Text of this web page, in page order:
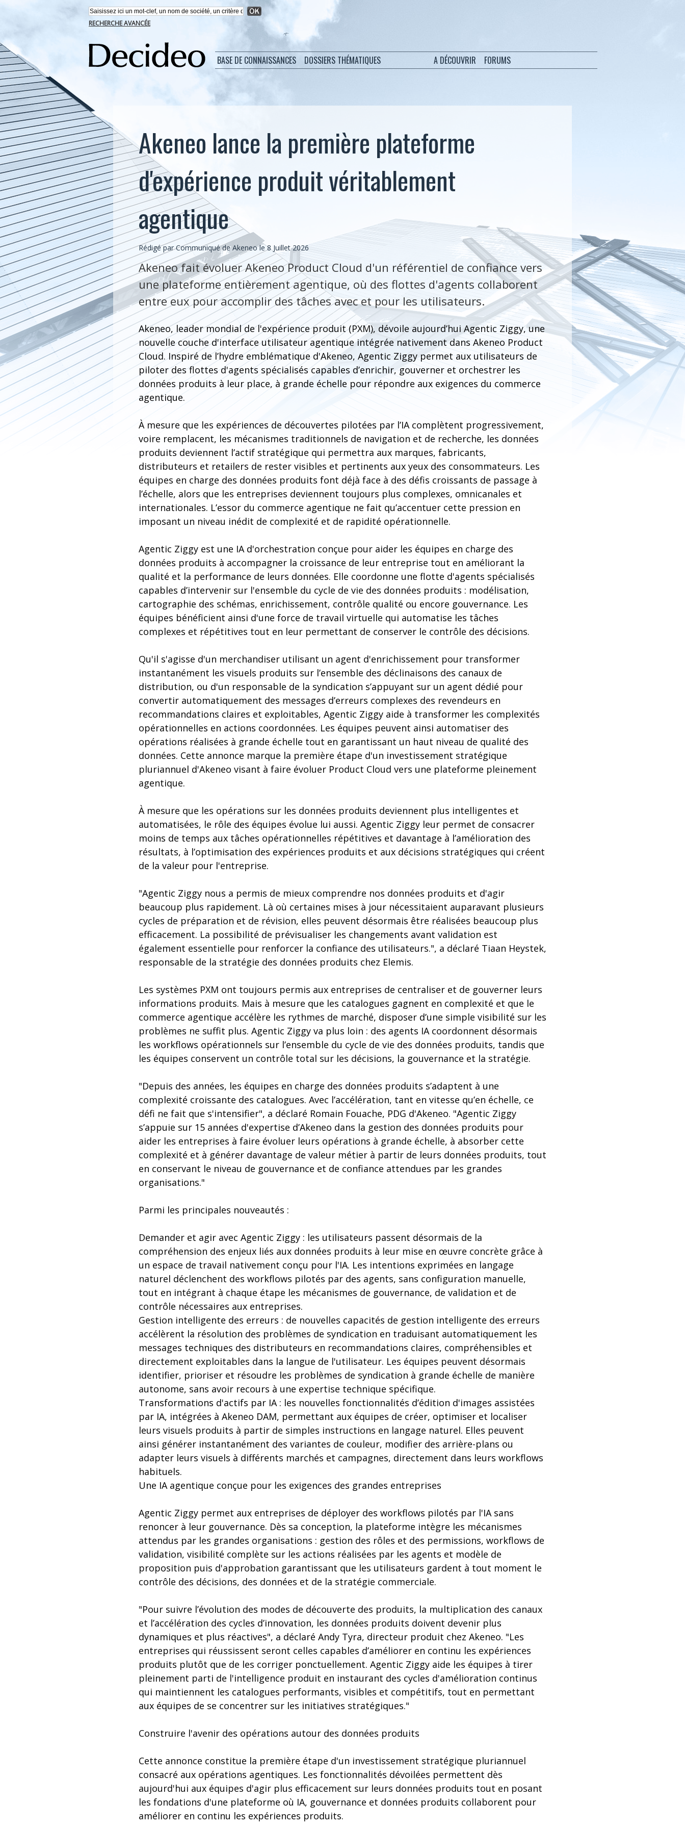
RECHERCHE AVANCÉE
BASE DE CONNAISSANCES DOSSIERS THÉMATIQUES A DÉCOUVRIR FORUMS
Akeneo lance la première plateforme
d'expérience produit véritablement
agentique
Rédigé par Communiqué de Akeneo le 8 Juillet 2026
Akeneo fait évoluer Akeneo Product Cloud d'un référentiel de confiance vers
une plateforme entièrement agentique, où des flottes d'agents collaborent
entre eux pour accomplir des tâches avec et pour les utilisateurs.
Akeneo, leader mondial de l'expérience produit (PXM), dévoile aujourd’hui Agentic Ziggy, une
nouvelle couche d'interface utilisateur agentique intégrée nativement dans Akeneo Product
Cloud. Inspiré de l’hydre emblématique d'Akeneo, Agentic Ziggy permet aux utilisateurs de
piloter des flottes d'agents spécialisés capables d’enrichir, gouverner et orchestrer les
données produits à leur place, à grande échelle pour répondre aux exigences du commerce
agentique.
À mesure que les expériences de découvertes pilotées par l’IA complètent progressivement,
voire remplacent, les mécanismes traditionnels de navigation et de recherche, les données
produits deviennent l’actif stratégique qui permettra aux marques, fabricants,
distributeurs et retailers de rester visibles et pertinents aux yeux des consommateurs. Les
équipes en charge des données produits font déjà face à des défis croissants de passage à
l’échelle, alors que les entreprises deviennent toujours plus complexes, omnicanales et
internationales. L’essor du commerce agentique ne fait qu’accentuer cette pression en
imposant un niveau inédit de complexité et de rapidité opérationnelle.
Agentic Ziggy est une IA d'orchestration conçue pour aider les équipes en charge des
données produits à accompagner la croissance de leur entreprise tout en améliorant la
qualité et la performance de leurs données. Elle coordonne une flotte d'agents spécialisés
capables d’intervenir sur l'ensemble du cycle de vie des données produits : modélisation,
cartographie des schémas, enrichissement, contrôle qualité ou encore gouvernance. Les
équipes bénéficient ainsi d'une force de travail virtuelle qui automatise les tâches
complexes et répétitives tout en leur permettant de conserver le contrôle des décisions.
Qu'il s'agisse d'un merchandiser utilisant un agent d'enrichissement pour transformer
instantanément les visuels produits sur l’ensemble des déclinaisons des canaux de
distribution, ou d'un responsable de la syndication s’appuyant sur un agent dédié pour
convertir automatiquement des messages d’erreurs complexes des revendeurs en
recommandations claires et exploitables, Agentic Ziggy aide à transformer les complexités
opérationnelles en actions coordonnées. Les équipes peuvent ainsi automatiser des
opérations réalisées à grande échelle tout en garantissant un haut niveau de qualité des
données. Cette annonce marque la première étape d'un investissement stratégique
pluriannuel d'Akeneo visant à faire évoluer Product Cloud vers une plateforme pleinement
agentique.
À mesure que les opérations sur les données produits deviennent plus intelligentes et
automatisées, le rôle des équipes évolue lui aussi. Agentic Ziggy leur permet de consacrer
moins de temps aux tâches opérationnelles répétitives et davantage à l’amélioration des
résultats, à l’optimisation des expériences produits et aux décisions stratégiques qui créent
de la valeur pour l'entreprise.
"Agentic Ziggy nous a permis de mieux comprendre nos données produits et d'agir
beaucoup plus rapidement. Là où certaines mises à jour nécessitaient auparavant plusieurs
cycles de préparation et de révision, elles peuvent désormais être réalisées beaucoup plus
efficacement. La possibilité de prévisualiser les changements avant validation est
également essentielle pour renforcer la confiance des utilisateurs.", a déclaré Tiaan Heystek,
responsable de la stratégie des données produits chez Elemis.
Les systèmes PXM ont toujours permis aux entreprises de centraliser et de gouverner leurs
informations produits. Mais à mesure que les catalogues gagnent en complexité et que le
commerce agentique accélère les rythmes de marché, disposer d’une simple visibilité sur les
problèmes ne suffit plus. Agentic Ziggy va plus loin : des agents IA coordonnent désormais
les workflows opérationnels sur l’ensemble du cycle de vie des données produits, tandis que
les équipes conservent un contrôle total sur les décisions, la gouvernance et la stratégie.
"Depuis des années, les équipes en charge des données produits s’adaptent à une
complexité croissante des catalogues. Avec l’accélération, tant en vitesse qu’en échelle, ce
défi ne fait que s'intensifier", a déclaré Romain Fouache, PDG d'Akeneo. "Agentic Ziggy
s’appuie sur 15 années d'expertise d’Akeneo dans la gestion des données produits pour
aider les entreprises à faire évoluer leurs opérations à grande échelle, à absorber cette
complexité et à générer davantage de valeur métier à partir de leurs données produits, tout
en conservant le niveau de gouvernance et de confiance attendues par les grandes
organisations."
Parmi les principales nouveautés :
Demander et agir avec Agentic Ziggy : les utilisateurs passent désormais de la
compréhension des enjeux liés aux données produits à leur mise en œuvre concrète grâce à
un espace de travail nativement conçu pour l'IA. Les intentions exprimées en langage
naturel déclenchent des workflows pilotés par des agents, sans configuration manuelle,
tout en intégrant à chaque étape les mécanismes de gouvernance, de validation et de
contrôle nécessaires aux entreprises.
Gestion intelligente des erreurs : de nouvelles capacités de gestion intelligente des erreurs
accélèrent la résolution des problèmes de syndication en traduisant automatiquement les
messages techniques des distributeurs en recommandations claires, compréhensibles et
directement exploitables dans la langue de l'utilisateur. Les équipes peuvent désormais
identifier, prioriser et résoudre les problèmes de syndication à grande échelle de manière
autonome, sans avoir recours à une expertise technique spécifique.
Transformations d'actifs par IA : les nouvelles fonctionnalités d’édition d'images assistées
par IA, intégrées à Akeneo DAM, permettant aux équipes de créer, optimiser et localiser
leurs visuels produits à partir de simples instructions en langage naturel. Elles peuvent
ainsi générer instantanément des variantes de couleur, modifier des arrière-plans ou
adapter leurs visuels à différents marchés et campagnes, directement dans leurs workflows
habituels.
Une IA agentique conçue pour les exigences des grandes entreprises
Agentic Ziggy permet aux entreprises de déployer des workflows pilotés par l'IA sans
renoncer à leur gouvernance. Dès sa conception, la plateforme intègre les mécanismes
attendus par les grandes organisations : gestion des rôles et des permissions, workflows de
validation, visibilité complète sur les actions réalisées par les agents et modèle de
proposition puis d'approbation garantissant que les utilisateurs gardent à tout moment le
contrôle des décisions, des données et de la stratégie commerciale.
"Pour suivre l’évolution des modes de découverte des produits, la multiplication des canaux
et l’accélération des cycles d’innovation, les données produits doivent devenir plus
dynamiques et plus réactives", a déclaré Andy Tyra, directeur produit chez Akeneo. "Les
entreprises qui réussissent seront celles capables d’améliorer en continu les expériences
produits plutôt que de les corriger ponctuellement. Agentic Ziggy aide les équipes à tirer
pleinement parti de l'intelligence produit en instaurant des cycles d'amélioration continus
qui maintiennent les catalogues performants, visibles et compétitifs, tout en permettant
aux équipes de se concentrer sur les initiatives stratégiques."
Construire l'avenir des opérations autour des données produits
Cette annonce constitue la première étape d'un investissement stratégique pluriannuel
consacré aux opérations agentiques. Les fonctionnalités dévoilées permettent dès
aujourd'hui aux équipes d'agir plus efficacement sur leurs données produits tout en posant
les fondations d'une plateforme où IA, gouvernance et données produits collaborent pour
améliorer en continu les expériences produits.